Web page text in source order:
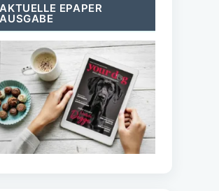
AKTUELLE EPAPER
AUSGABE